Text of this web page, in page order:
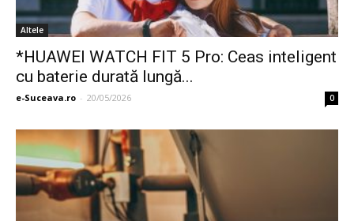
Altele
*HUAWEI WATCH FIT 5 Pro: Ceas inteligent
cu baterie durată lungă...
e-Suceava.ro - 20/05/2026 0